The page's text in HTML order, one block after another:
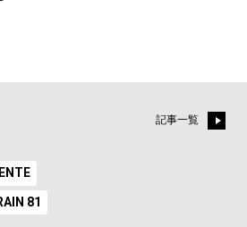
記事一覧
81